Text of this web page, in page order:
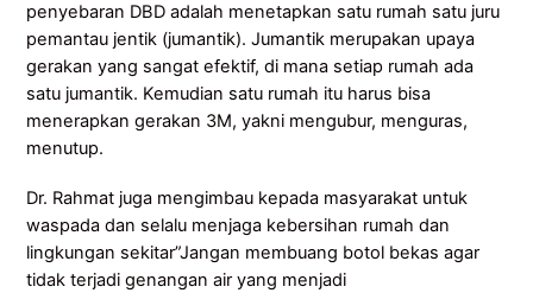
penyebaran DBD adalah menetapkan satu rumah satu juru
pemantau jentik (jumantik). Jumantik merupakan upaya
gerakan yang sangat efektif, di mana setiap rumah ada
satu jumantik. Kemudian satu rumah itu harus bisa
menerapkan gerakan 3M, yakni mengubur, menguras,
menutup.
Dr. Rahmat juga mengimbau kepada masyarakat untuk
waspada dan selalu menjaga kebersihan rumah dan
lingkungan sekitar”Jangan membuang botol bekas agar
tidak terjadi genangan air yang menjadi